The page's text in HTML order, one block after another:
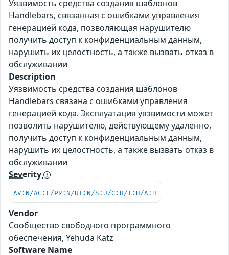
Уязвимость средства создания шаблонов
Handlebars, связанная с ошибками управления
генерацией кода, позволяющая нарушителю
получить доступ к конфиденциальным данным,
нарушить их целостность, а также вызвать отказ в
обслуживании
Description
Уязвимость средства создания шаблонов
Handlebars связана с ошибками управления
генерацией кода. Эксплуатация уязвимости может
позволить нарушителю, действующему удаленно,
получить доступ к конфиденциальным данным,
нарушить их целостность, а также вызвать отказ в
обслуживании
Severity
AV:N/AC:L/PR:N/UI:N/S:U/C:H/I:H/A:H
Vendor
Сообщество свободного программного
обеспечения, Yehuda Katz
Software Name